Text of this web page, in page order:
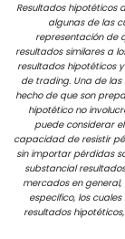
Resultados hipotéticos
algunas de las
representación de
resultados similares a
resultados hipotéticos
de trading. Una de
hecho de que son
hipotético no
puede considerar
capacidad de resistir
sin importar pérdidas
substancial
mercados en
especifico, los
resultados